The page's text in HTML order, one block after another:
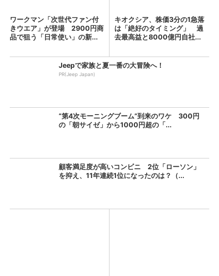
ワークマン「次世代ファン付
きウエア」が登場 2900円商
品で狙う「日常使い」の新...
キオクシア、株価3分の1急落
は「絶好のタイミング」 過
去最高益と8000億円自社...
Jeepで家族と夏一番の大冒険へ！
PR(Jeep Japan)
“第4次モーニングブーム”到来のワケ 300円
の「朝サイゼ」から1000円超の「...
顧客満足度が高いコンビニ 2位「ローソン」
を抑え、11年連続1位になったのは？（...